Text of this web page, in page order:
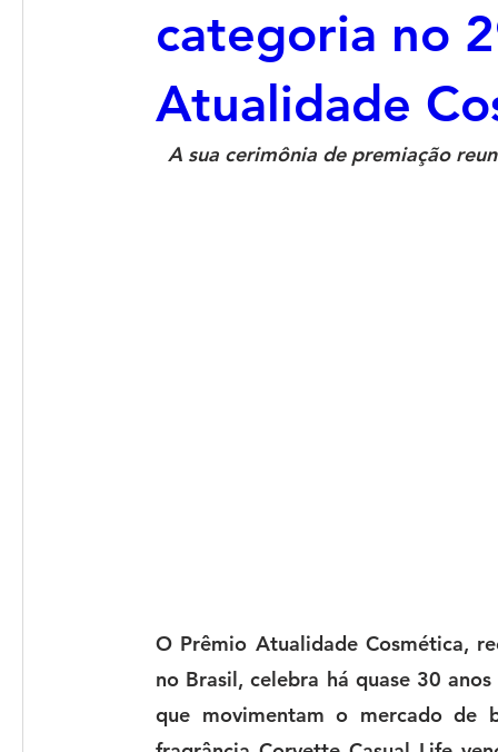
categoria no
Atualidade
A sua cerimônia de premiação
O Prêmio Atualidade Cosmética,
no Brasil, celebra há quase 30
que movimentam o mercado de